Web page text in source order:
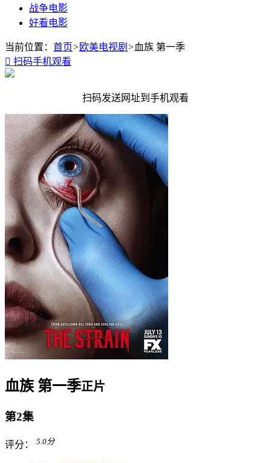
战争电影
好看电影
当前位置： 首页>欧美电视剧 >血族 第一季
 扫码手机观看
扫码发送网址到手机观看
血族 第一季正片
第2集
评分： 5.0分